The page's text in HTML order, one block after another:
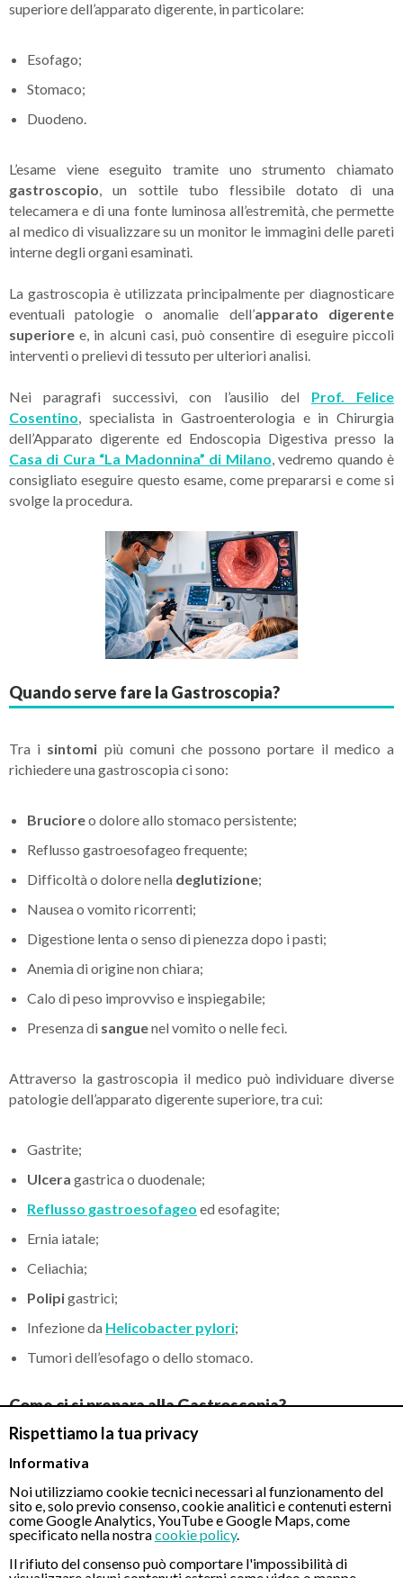
Rispettiamo la tua privacy
Informativa
Noi utilizziamo cookie tecnici necessari al funzionamento del
sito e, solo previo consenso, cookie analitici e contenuti esterni
come Google Analytics, YouTube e Google Maps, come
specificato nella nostracookie policy.
Il rifiuto del consenso può comportare l'impossibilità di
superiore dell’apparato digerente, in particolare:
Esofago;
Stomaco;
Duodeno.
L’esame viene eseguito tramite uno strumento chiamato
gastroscopio , un sottile tubo flessibile dotato di una
telecamera e di una fonte luminosa all’estremità, che permette
al medico di visualizzare su un monitor le immagini delle pareti
interne degli organi esaminati.
La gastroscopia è utilizzata principalmente per diagnosticare
eventuali patologie o anomalie dell’apparato digerente
superiore e, in alcuni casi, può consentire di eseguire piccoli
interventi o prelievi di tessuto per ulteriori analisi.
Nei paragrafi successivi, con l’ausilio del Prof. Felice
Cosentino , specialista in Gastroenterologia e in Chirurgia
dell’Apparato digerente ed Endoscopia Digestiva presso la
Casa di Cura “La Madonnina” di Milano , vedremo quando è
consigliato eseguire questo esame, come prepararsi e come si
svolge la procedura.
Quando serve fare la Gastroscopia?
Tra i sintomi più comuni che possono portare il medico a
richiedere una gastroscopia ci sono:
Brucioreo dolore allo stomaco persistente;
Reflusso gastroesofageo frequente;
Difficoltà o dolore nella deglutizione;
Nausea o vomito ricorrenti;
Digestione lenta o senso di pienezza dopo i pasti;
Anemia di origine non chiara;
Calo di peso improvviso e inspiegabile;
Presenza di sanguenel vomito o nelle feci.
Attraverso la gastroscopia il medico può individuare diverse
patologie dell’apparato digerente superiore, tra cui:
Gastrite;
Ulcera gastrica o duodenale;
Reflusso gastroesofageo ed esofagite;
Ernia iatale;
Celiachia;
Polipigastrici;
Infezione da Helicobacter pylori;
Tumori dell’esofago o dello stomaco.
Come ci si prepara alla Gastroscopia?
Per eseguire correttamente una gastroscopia è necessario
La regola principale è presentarsi adigiuno. Generalmente al
paziente viene richiesto di non mangiare né bere nelle 6–8 ore
precedenti l’esame, in modo che lo stomaco sia completamente